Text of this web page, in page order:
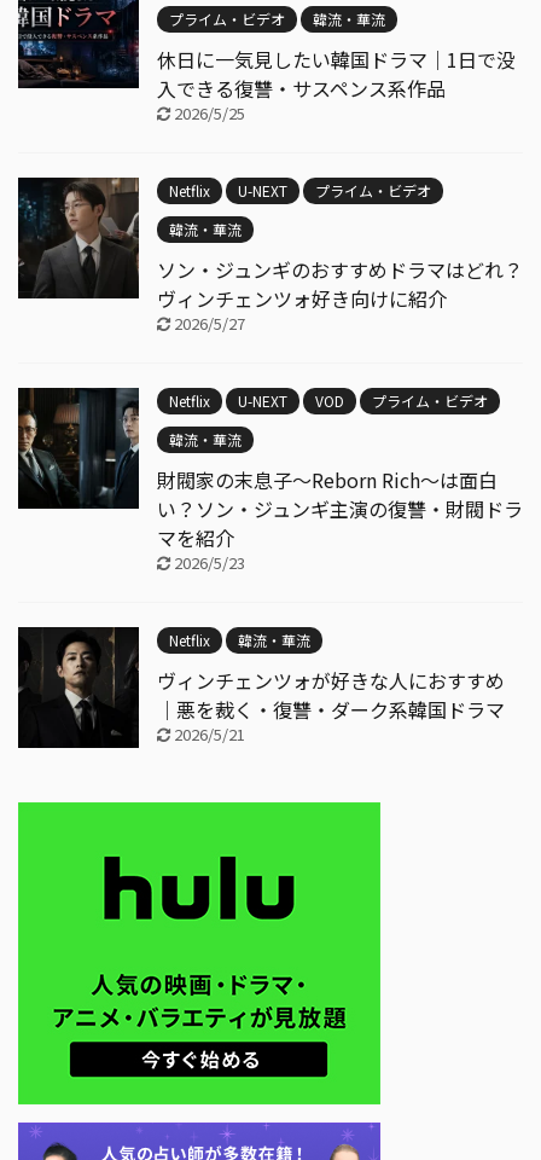
プライム・ビデオ 韓流・華流
休日に一気見したい韓国ドラマ｜1日で没
入できる復讐・サスペンス系作品
2026/5/25
Netflix U-NEXT
プライム・ビデオ
韓流・華流
ソン・ジュンギのおすすめドラマはどれ？
ヴィンチェンツォ好き向けに紹介
2026/5/27
Netflix U-NEXT VOD
プライム・ビデオ
韓流・華流
財閥家の末息子〜Reborn Rich〜は面白
い？ソン・ジュンギ主演の復讐・財閥ドラ
マを紹介
2026/5/23
Netflix 韓流・華流
ヴィンチェンツォが好きな人におすすめ
｜悪を裁く・復讐・ダーク系韓国ドラマ
2026/5/21